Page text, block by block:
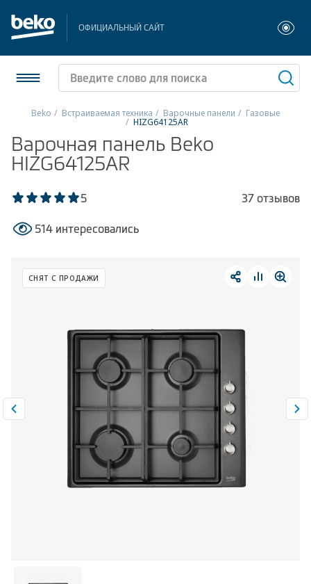
ОФИЦИАЛЬНЫЙ САЙТ
Холодильники и морозильники
Стиральные и сушильные машины
Посудомоечные машины
Плиты
Малая бытовая техника
Beko Встраиваемая техника Варочные панели Газовые
HIZG64125AR
Варочная панель Beko
HIZG64125AR
5 37 отзывов
514 интересовались
СНЯТ С ПРОДАЖИ